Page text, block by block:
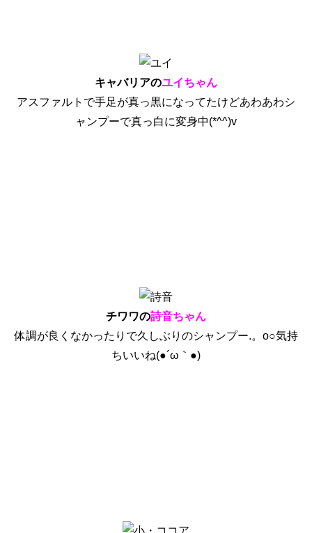
キャバリアのユイちゃん
アスファルトで手足が真っ黒になってたけどあわあわシ
ャンプーで真っ白に変身中(*^^)v
チワワの詩音ちゃん
体調が良くなかったりで久しぶりのシャンプー.。o○気持
ちいいね(●´ω｀●)